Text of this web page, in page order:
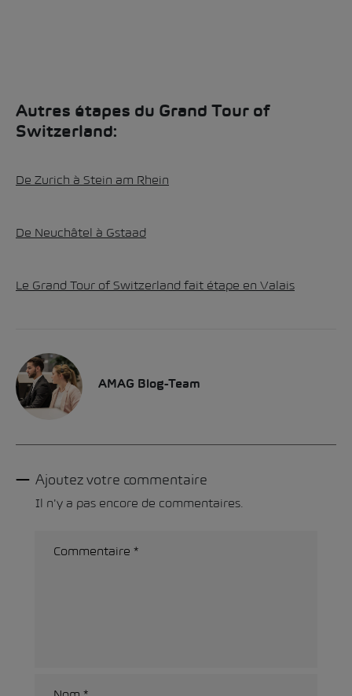
Autres étapes du Grand Tour of
Switzerland:
De Zurich à Stein am Rhein
De Neuchâtel à Gstaad
Le Grand Tour of Switzerland fait étape en Valais
AMAG Blog-Team
Ajoutez votre commentaire
Il n'y a pas encore de commentaires.